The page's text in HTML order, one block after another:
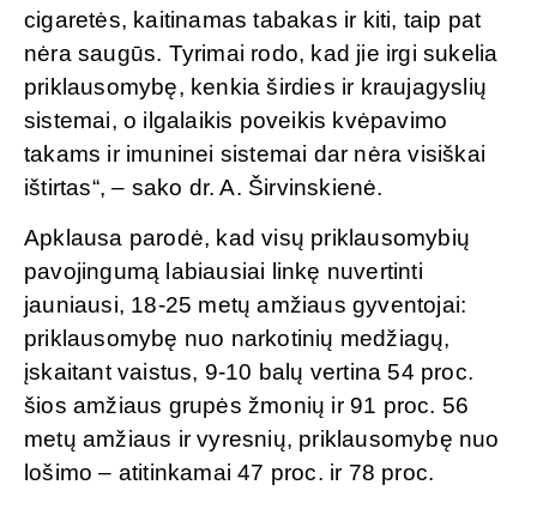
cigaretės, kaitinamas tabakas ir kiti, taip pat
nėra saugūs. Tyrimai rodo, kad jie irgi sukelia
priklausomybę, kenkia širdies ir kraujagyslių
sistemai, o ilgalaikis poveikis kvėpavimo
takams ir imuninei sistemai dar nėra visiškai
ištirtas“, – sako dr. A. Širvinskienė.
Apklausa parodė, kad visų priklausomybių
pavojingumą labiausiai linkę nuvertinti
jauniausi, 18-25 metų amžiaus gyventojai:
priklausomybę nuo narkotinių medžiagų,
įskaitant vaistus, 9-10 balų vertina 54 proc.
šios amžiaus grupės žmonių ir 91 proc. 56
metų amžiaus ir vyresnių, priklausomybę nuo
lošimo – atitinkamai 47 proc. ir 78 proc.